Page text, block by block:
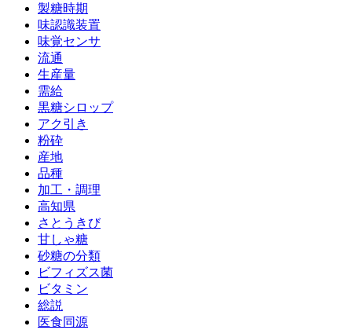
製糖時期
味認識装置
味覚センサ
流通
生産量
需給
黒糖シロップ
アク引き
粉砕
産地
品種
加工・調理
高知県
さとうきび
甘しゃ糖
砂糖の分類
ビフィズス菌
ビタミン
総説
医食同源